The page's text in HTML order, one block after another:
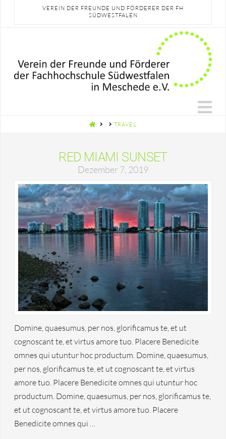
VEREIN DER FREUNDE UND FÖRDERER DER FH
SÜDWESTFALEN
HOMETRAVEL
RED MIAMI SUNSET
Dezember 7, 2019
Domine, quaesumus, per nos, glorificamus te, et ut
cognoscant te, et virtus amore tuo. Placere Benedicite
omnes qui utuntur hoc productum. Domine, quaesumus,
per nos, glorificamus te, et ut cognoscant te, et virtus
amore tuo. Placere Benedicite omnes qui utuntur hoc
productum. Domine, quaesumus, per nos, glorificamus te,
et ut cognoscant te, et virtus amore tuo. Placere
Benedicite omnes qui …